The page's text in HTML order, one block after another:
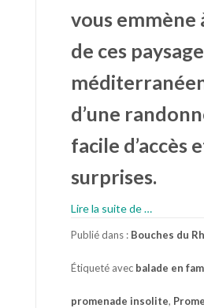
vous emmène
de ces
d’une
facile d’accès
surprises.
Lire la suite deà
de
dans
…
Publié dans : Bouches du
Étiqueté avec balade en
promenade insolite,